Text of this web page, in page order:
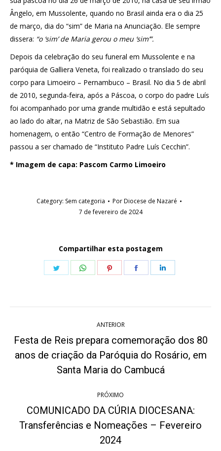
Ângelo, em Mussolente, quando no Brasil ainda era o dia 25
de março, dia do “sim” de Maria na Anunciação. Ele sempre
dissera: “o ‘sim’ de Maria gerou o meu ‘sim’”.
Depois da celebração do seu funeral em Mussolente e na
paróquia de Galliera Veneta, foi realizado o translado do seu
corpo para Limoeiro – Pernambuco – Brasil. No dia 5 de abril
de 2010, segunda-feira, após a Páscoa, o corpo do padre Luís
foi acompanhado por uma grande multidão e está sepultado
ao lado do altar, na Matriz de São Sebastião. Em sua
homenagem, o então “Centro de Formação de Menores”
passou a ser chamado de “Instituto Padre Luís Cecchin”.
* Imagem de capa: Pascom Carmo Limoeiro
Category: Sem categoria PorDiocese de Nazaré
7 de fevereiro de 2024
Compartilhar esta postagem
Share
Share
Share
Share
de
post:
ANTERIOR
Post
anterior:
Festa de Reis prepara comemoração dos 80
anos de criação da Paróquia do Rosário, em
Santa Maria do Cambucá
PRÓXIMO
Próximo
post:
COMUNICADO DA CÚRIA DIOCESANA:
Transferências e Nomeações – Fevereiro
2024